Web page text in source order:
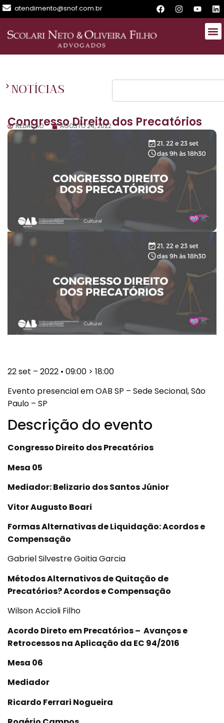
atendimento@snof.com.br
NOTÍCIAS
Congresso Direito dos Precatórios
REDAÇÃO AGOSTO 24, 2022
22 set – 2022 • 09:00 > 18:00
Evento presencial emOAB SP – Sede Secional, São
Paulo – SP
Descrição do evento
Congresso Direito dos Precatórios
Mesa 05
Mediador: Belizario dos Santos Júnior
Vitor Augusto Boari
Formas Alternativas de Liquidação: Acordos e
Compensação
Gabriel Silvestre Goitia Garcia
Métodos Alternativos de Quitação de
Precatórios? Acordos e Compensação
Wilson Accioli Filho
Acordo Direto em Precatórios – Avanços e
Retrocessos na Aplicação da EC 94/2016
Mesa 06
Mediador
Ricardo Ferrari Nogueira